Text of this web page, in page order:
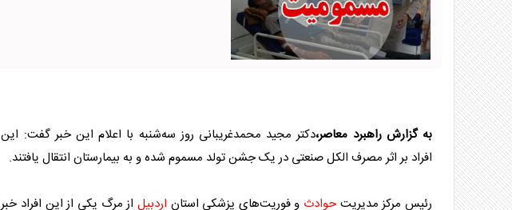
به گزارش راهبرد معاصر،دکتر مجید محمدغریبانی روز سه‌شنبه با اعلام این خبر گفت: این
افراد بر اثر مصرف الکل صنعتی در یک جشن تولد مسموم شده و به بیمارستان انتقال یافتند.
رئیس مرکز مدیریتحوادث و فوریت‌های پزشکی استان اردبیل از مرگ یکی از این افراد خبر